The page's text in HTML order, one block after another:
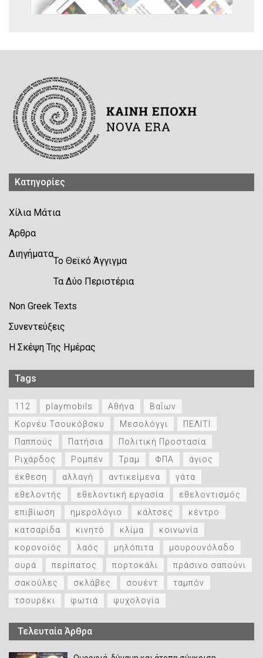
Kατηγορίες
Χίλια Μάτια
Άρθρα
Διηγήματα
Το Θεϊκό Άγγιγμα
Τα Δύο Περιστέρια
Non Greek Texts
Συνεντεύξεις
Η Σκέψη Της Ημέρας
Tags
112 playmobils Αθήνα
Βαΐων
Κορνέυ Τσουκόβσκυ
Μεσολόγγι
ΠΕΛΙΤΙ
Παππούς
Πατήσια
Πολιτική Προστασία
Ριχάρδος
Ρομπέν Τραμ ΦΠΑ
άγιος
έκθεση
αλλαγή αντικείμενα
γάτα
εθελοντής
εθελοντική εργασία
εθελοντισμός
επιβίωση
ημερολόγιο κάλτσες
κέντρο
κατσαρίδα
κινητό κλίμα
κοινωνία
κορονοϊός
λαός μηλόπιτα
μουρουνόλαδο
ουρά
περίπατος πορτοκάλι
πράσινο σαπούνι
σακούλες
σκλάβες σουέντ
ταμπόν
τσουρέκι
φωτιά ψυχολογία
Τελευταία Άρθρα